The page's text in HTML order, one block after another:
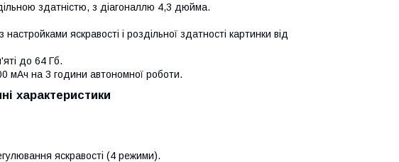
здатністю, з діагоналлю 4,3 дюйма.
яскравості і роздільної здатності картинки від
до 64 Гб.
мАч на 3 години автономної роботи.
характеристики
яскравості (4 режими).